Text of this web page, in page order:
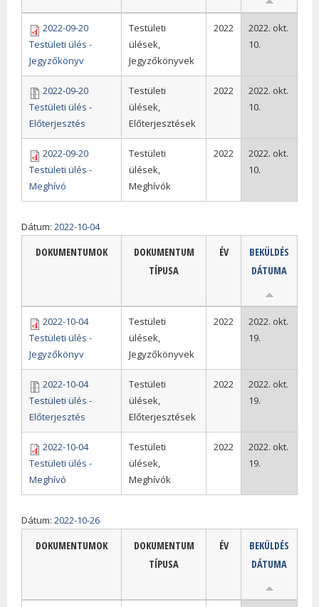
2022-09-20
Testületi ülés -
Jegyzőkönyv
Testületi
ülések,
Jegyzőkönyvek
2022
2022. okt.
10.
2022-09-20
Testületi ülés -
Előterjesztés
Testületi
ülések,
Előterjesztések
2022
2022. okt.
10.
2022-09-20
Testületi ülés -
Meghívó
Testületi
ülések,
Meghívók
2022
2022. okt.
10.
Dátum: 2022-10-04
DOKUMENTUMOK
DOKUMENTUM
TÍPUSA
ÉV
BEKÜLDÉS
DÁTUMA
2022-10-04
Testületi ülés -
Jegyzőkönyv
Testületi
ülések,
Jegyzőkönyvek
2022
2022. okt.
19.
2022-10-04
Testületi ülés -
Előterjesztés
Testületi
ülések,
Előterjesztések
2022
2022. okt.
19.
2022-10-04
Testületi ülés -
Meghívó
Testületi
ülések,
Meghívók
2022
2022. okt.
19.
Dátum: 2022-10-26
DOKUMENTUMOK
DOKUMENTUM
TÍPUSA
ÉV
BEKÜLDÉS
DÁTUMA